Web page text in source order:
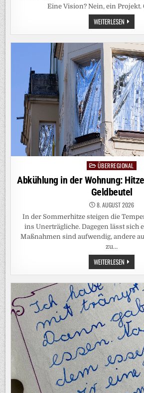
Eine Vision? Nein, ein Projekt.
WEITERLESEN ENERGIE
AUS
DER
SAHARA:
STRÖMT
DER
Posted
in
ÜBERREGIONAL
Abkühlung in der Wohnung:
Geldbeutel
8. AUGUST 2026
In der Sommerhitze steigen die
ins Unerträgliche. Dagegen lässt sich
Maßnahmen sind aufwendig, andere
zu…
WEITERLESEN
IN
DER
FÜR
JEDEN